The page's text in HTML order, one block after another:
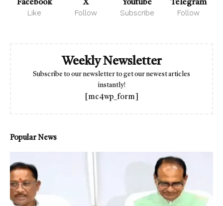
Facebook
Like
X
Follow
Youtube
Subscribe
Telegram
Follow
Weekly Newsletter
Subscribe to our newsletter to get our newest articles
instantly!
[mc4wp_form]
Popular News